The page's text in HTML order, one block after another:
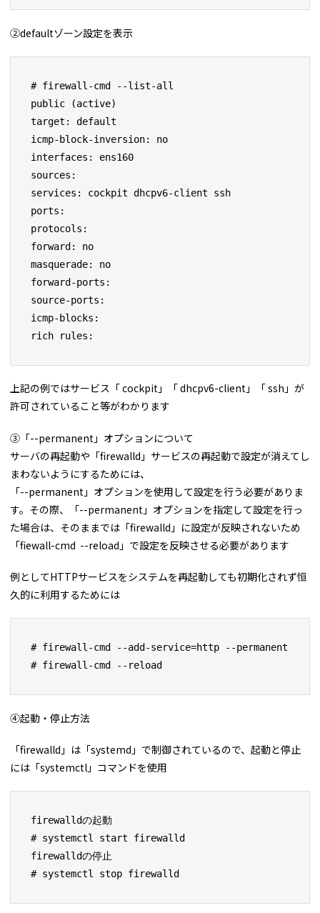
➁defaultゾーン設定を表示
# firewall-cmd --list-all
public (active)
target: default
icmp-block-inversion: no
interfaces: ens160
sources:
services: cockpit dhcpv6-client ssh
ports:
protocols:
forward: no
masquerade: no
forward-ports:
source-ports:
icmp-blocks:
rich rules:
上記の例ではサービス「 cockpit」「 dhcpv6-client」「 ssh」が
許可されていること等がわかります
③「--permanent」オプションについて
サーバの再起動や「firewalld」サービスの再起動で設定が消えてし
まわないようにするためには、
「--permanent」オプションを使用して設定を行う必要がありま
す。その際、「--permanent」オプションを指定して設定を行っ
た場合は、そのままでは「firewalld」に設定が反映されないため
「fiewall-cmd --reload」で設定を反映させる必要があります
例としてHTTPサービスをシステムを再起動しても初期化されず恒
久的に利用するためには
# firewall-cmd --add-service=http --permanent
# firewall-cmd --reload
④起動・停止方法
「firewalld」は「systemd」で制御されているので、起動と停止
には「systemctl」コマンドを使用
firewalldの起動
# systemctl start firewalld
firewalldの停止
# systemctl stop firewalld